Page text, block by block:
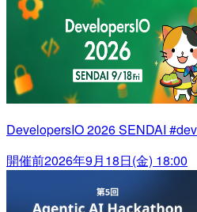
DevelopersIO 2026 SENDAI
開催前2026年9月18日(金) 18:00